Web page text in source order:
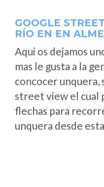
GOOGLE
RÍO EN EN
Aqui os dejamos
mas le gusta a la
concocer unquera,
street view el cual
flechas para
unquera desde